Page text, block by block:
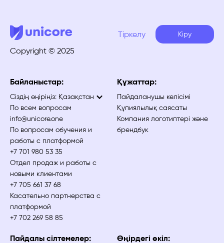
Copyright © 2025
Тіркелу Кіру
Байланыстар:
Сіздің өңіріңіз: Қазақстан
По всем вопросам
info@unicore.one
По вопросам обучения и
работы с платформой
+7 701 980 53 35
Отдел продаж и работы с
новыми клиентами
+7 705 661 37 68
Касательно партнерства с
платформой
+7 702 269 58 85
Құжаттар:
Пайдаланушы келісімі
Құпиялылық саясаты
Компания логотиптері және
брендбук
Пайдалы сілтемелер: Өңірдегі өкіл: